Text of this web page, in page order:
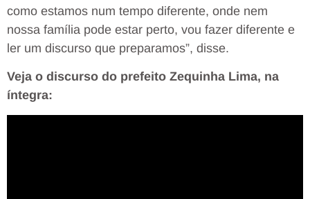
como estamos num tempo diferente, onde nem
nossa família pode estar perto, vou fazer diferente e
ler um discurso que preparamos”, disse.
Veja o discurso do prefeito Zequinha Lima, na
íntegra: